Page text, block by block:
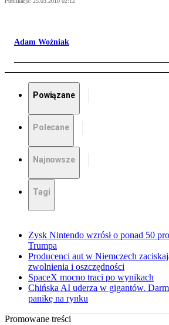
Adam Woźniak
Powiązane
Polecane
Najnowsze
Tagi
Zysk Nintendo wzrósł o ponad 50
Trumpa
Producenci aut w Niemczech
zwolnienia i oszczędności
SpaceX mocno traci po wynikach
Chińska AI uderza w gigantów.
panikę na rynku
Promowane treści